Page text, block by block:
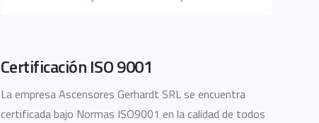
Certificación ISO 9001
La empresa Ascensores Gerhardt SRL se encuentra
certificada bajo Normas ISO9001 en la calidad de todos